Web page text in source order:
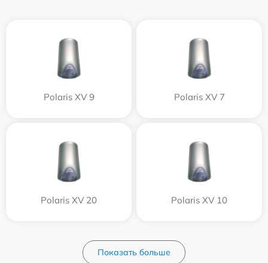
Polaris XV 9 Polaris XV 7
Polaris XV 20 Polaris XV 10
Показать больше